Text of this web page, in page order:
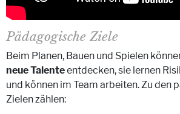
Pädagogische Ziele
Beim Planen, Bauen und Spielen
neue Talenteentdecken, sie lernen
und können im Team arbeiten. Zu den
Zielen zählen: